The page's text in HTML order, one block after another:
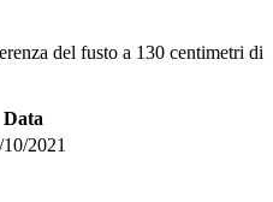
del fusto a 130 centimetri di
Data
10/2021